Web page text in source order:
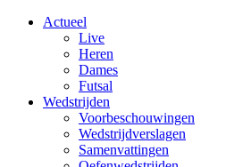
Actueel
Live
Heren
Dames
Futsal
Wedstrijden
Voorbeschouwingen
Wedstrijdverslagen
Samenvattingen